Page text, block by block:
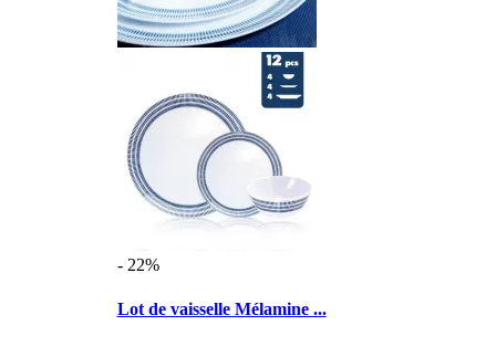
- 22%
Lot de vaisselle Mélamine ...